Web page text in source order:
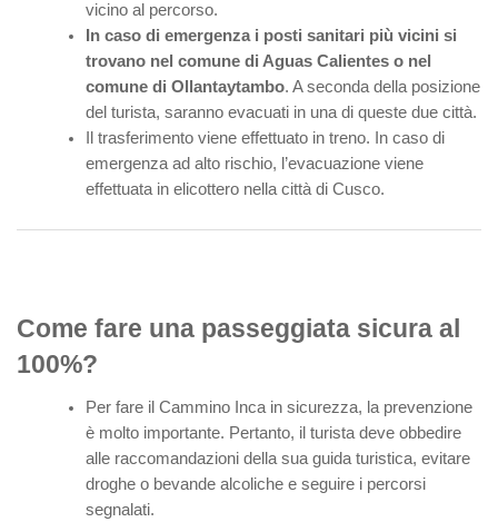
vicino al percorso.
In caso di emergenza i posti sanitari più vicini si
trovano nel comune di Aguas Calientes o nel
comune di Ollantaytambo. A seconda della posizione
del turista, saranno evacuati in una di queste due città.
Il trasferimento viene effettuato in treno. In caso di
emergenza ad alto rischio, l’evacuazione viene
effettuata in elicottero nella città di Cusco.
Come fare una passeggiata sicura al
100%?
Per fare il Cammino Inca in sicurezza, la prevenzione
è molto importante. Pertanto, il turista deve obbedire
alle raccomandazioni della sua guida turistica, evitare
droghe o bevande alcoliche e seguire i percorsi
segnalati.